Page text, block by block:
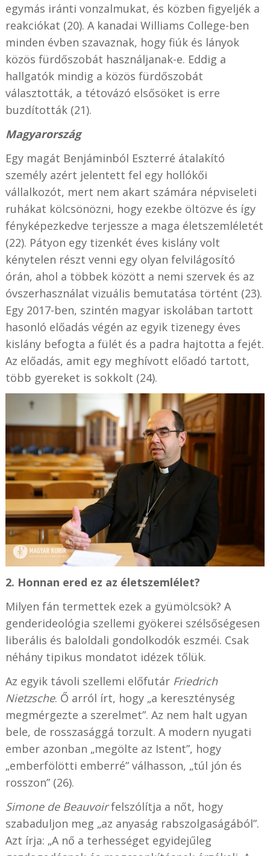
egymás iránti vonzalmukat, és közben figyeljék a
reakciókat (20). A kanadai Williams College-ben
minden évben szavaznak, hogy fiúk és lányok
közös fürdőszobát használjanak-e. Eddig a
hallgatók mindig a közös fürdőszobát
választották, a tétovázó elsősöket is erre
buzdították (21).
Magyarország
Egy magát Benjáminból Eszterré átalakító
személy azért jelentett fel egy hollókői
vállalkozót, mert nem akart számára népviseleti
ruhákat kölcsönözni, hogy ezekbe öltözve és így
fényképezkedve terjessze a maga életszemléletét
(22). Pátyon egy tizenkét éves kislány volt
kénytelen részt venni egy olyan felvilágosító
órán, ahol a többek között a nemi szervek és az
óvszerhasználat vizuális bemutatása történt (23).
Egy 2017-ben, szintén magyar iskolában tartott
hasonló előadás végén az egyik tizenegy éves
kislány befogta a fülét és a padra hajtotta a fejét.
Az előadás, amit egy meghívott előadó tartott,
több gyereket is sokkolt (24).
2. Honnan ered ez az életszemlélet?
Milyen fán termettek ezek a gyümölcsök? A
genderideológia szellemi gyökerei szélsőségesen
liberális és baloldali gondolkodók eszméi. Csak
néhány tipikus mondatot idézek tőlük.
Az egyik távoli szellemi előfutár Friedrich
Nietzsche. Ő arról írt, hogy „a kereszténység
megmérgezte a szerelmet”. Az nem halt ugyan
bele, de rosszasággá torzult. A modern nyugati
ember azonban „megölte az Istent”, hogy
„emberfölötti emberré” válhasson, „túl jón és
rosszon” (26).
Simone de Beauvoirfelszólítja a nőt, hogy
szabaduljon meg „az anyaság rabszolgaságából”.
Azt írja: „A nő a terhességet egyidejűleg